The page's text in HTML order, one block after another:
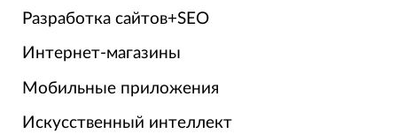
Разработка сайтов+SEO
Интернет-магазины
Мобильные приложения
Искусственный интеллект